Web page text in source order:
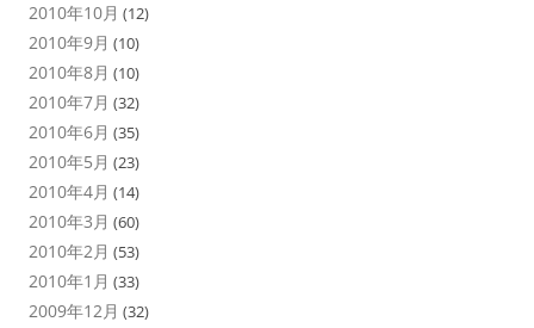
2010年10月 (12)
2010年9月 (10)
2010年8月 (10)
2010年7月 (32)
2010年6月 (35)
2010年5月 (23)
2010年4月 (14)
2010年3月 (60)
2010年2月 (53)
2010年1月 (33)
2009年12月 (32)